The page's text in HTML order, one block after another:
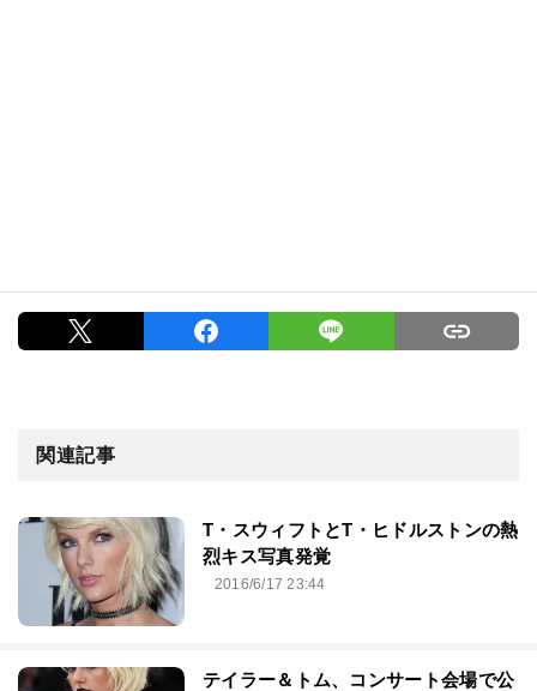
関連記事
T・スウィフトとT・ヒドルストンの熱
烈キス写真発覚
2016/6/17 23:44
テイラー＆トム、コンサート会場で公